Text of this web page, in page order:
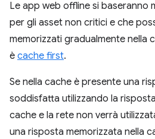
Le app web offline si baseranno
per gli asset non critici e che
memorizzati gradualmente nella
è cache first.
Se nella cache è presente una
soddisfatta utilizzando la
cache e la rete non verrà
una risposta memorizzata nella